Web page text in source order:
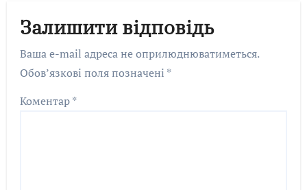
Залишити відповідь
Ваша e-mail адреса не оприлюднюватиметься.
Обов’язкові поля позначені *
Коментар*